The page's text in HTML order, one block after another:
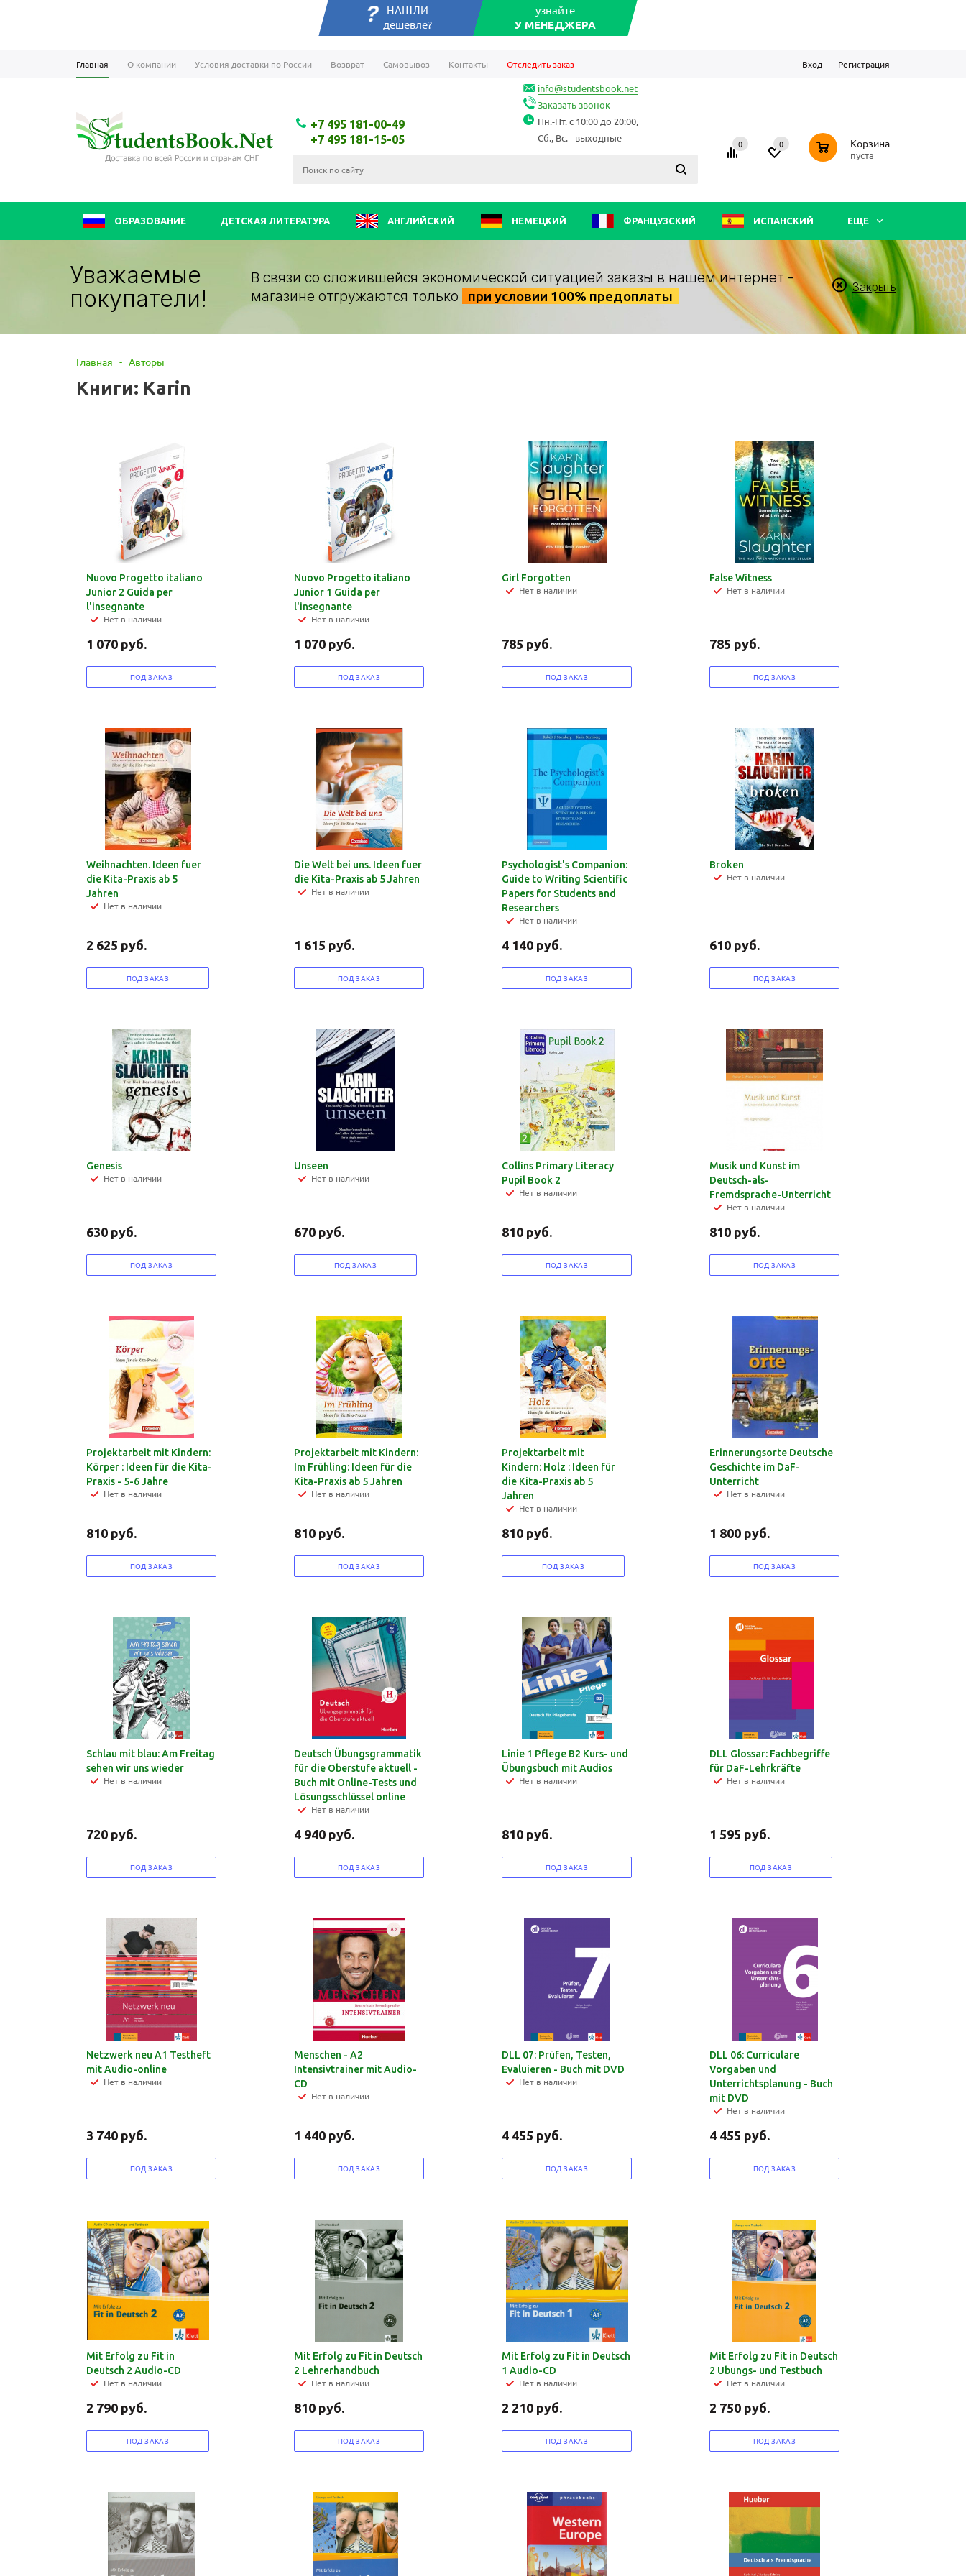
НАШЛИ
дешевле?
узнайте
У МЕНЕДЖЕРА
Главная О компании Условия доставки по России Возврат Самовывоз Контакты Отследить заказ Вход Регистрация
+7 495 181-00-49
+7 495 181-15-05
info@studentsbook.net
Заказать звонок
Пн.-Пт. с 10:00 до 20:00,
Сб., Вс. - выходные
0 0 0 Корзина
пуста
ОБРАЗОВАНИЕ ДЕТСКАЯ ЛИТЕРАТУРА АНГЛИЙСКИЙ НЕМЕЦКИЙ ФРАНЦУЗСКИЙ ИСПАНСКИЙ ЕЩЕ
Уважаемые
покупатели!
В связи со сложившейся экономической ситуацией заказы в нашем интернет -
магазине отгружаются только
при условии 100% предоплаты
Закрыть
Главная - Авторы
Книги: Karin
Nuovo Progetto italiano
Junior 2 Guida per
l'insegnante
Нет в наличии
1 070 руб.
ПОД ЗАКАЗ
Nuovo Progetto italiano
Junior 1 Guida per
l'insegnante
Нет в наличии
1 070 руб.
ПОД ЗАКАЗ
Girl Forgotten
Нет в наличии
785 руб.
ПОД ЗАКАЗ
False Witness
Нет в наличии
785 руб.
ПОД ЗАКАЗ
Weihnachten. Ideen fuer
die Kita-Praxis ab 5
Jahren
Нет в наличии
2 625 руб.
ПОД ЗАКАЗ
Die Welt bei uns. Ideen fuer
die Kita-Praxis ab 5 Jahren
Нет в наличии
1 615 руб.
ПОД ЗАКАЗ
Psychologist's Companion:
Guide to Writing Scientific
Papers for Students and
Researchers
Нет в наличии
4 140 руб.
ПОД ЗАКАЗ
Broken
Нет в наличии
610 руб.
ПОД ЗАКАЗ
Genesis
Нет в наличии
630 руб.
ПОД ЗАКАЗ
Unseen
Нет в наличии
670 руб.
ПОД ЗАКАЗ
Collins Primary Literacy
Pupil Book 2
Нет в наличии
810 руб.
ПОД ЗАКАЗ
Musik und Kunst im
Deutsch-als-
Fremdsprache-Unterricht
Нет в наличии
810 руб.
ПОД ЗАКАЗ
Projektarbeit mit Kindern:
Körper : Ideen für die Kita-
Praxis - 5-6 Jahre
Нет в наличии
810 руб.
ПОД ЗАКАЗ
Projektarbeit mit Kindern:
Im Frühling: Ideen für die
Kita-Praxis ab 5 Jahren
Нет в наличии
810 руб.
ПОД ЗАКАЗ
Projektarbeit mit
Kindern: Holz : Ideen für
die Kita-Praxis ab 5
Jahren
Нет в наличии
810 руб.
ПОД ЗАКАЗ
Erinnerungsorte Deutsche
Geschichte im DaF-
Unterricht
Нет в наличии
1 800 руб.
ПОД ЗАКАЗ
Schlau mit blau: Am Freitag
sehen wir uns wieder
Нет в наличии
720 руб.
ПОД ЗАКАЗ
Deutsch Übungsgrammatik
für die Oberstufe aktuell -
Buch mit Online-Tests und
Lösungsschlüssel online
Нет в наличии
4 940 руб.
ПОД ЗАКАЗ
Linie 1 Pflege B2 Kurs- und
Übungsbuch mit Audios
Нет в наличии
810 руб.
ПОД ЗАКАЗ
DLL Glossar: Fachbegriffe
für DaF-Lehrkräfte
Нет в наличии
1 595 руб.
ПОД ЗАКАЗ
Netzwerk neu A1 Testheft
mit Audio-online
Нет в наличии
3 740 руб.
ПОД ЗАКАЗ
Menschen - A2
Intensivtrainer mit Audio-
CD
Нет в наличии
1 440 руб.
ПОД ЗАКАЗ
DLL 07: Prüfen, Testen,
Evaluieren - Buch mit DVD
Нет в наличии
4 455 руб.
ПОД ЗАКАЗ
DLL 06: Curriculare
Vorgaben und
Unterrichtsplanung - Buch
mit DVD
Нет в наличии
4 455 руб.
ПОД ЗАКАЗ
Mit Erfolg zu Fit in
Deutsch 2 Audio-CD
Нет в наличии
2 790 руб.
ПОД ЗАКАЗ
Mit Erfolg zu Fit in Deutsch
2 Lehrerhandbuch
Нет в наличии
810 руб.
ПОД ЗАКАЗ
Mit Erfolg zu Fit in Deutsch
1 Audio-CD
Нет в наличии
2 210 руб.
ПОД ЗАКАЗ
Mit Erfolg zu Fit in Deutsch
2 Ubungs- und Testbuch
Нет в наличии
2 750 руб.
ПОД ЗАКАЗ
Ваш E-mail:
конфидициальности
Ваш E-mail:
конфидициальности